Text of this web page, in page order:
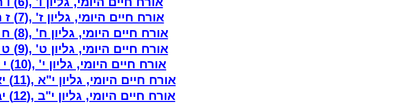
אורח חיים היומי, גליון ז'‏ ,(7) ז תשרי
אורח חיים היומי, גליון ח'‏ ,(8) ח תשרי
אורח חיים היומי, גליון ט'‏ ,(9) ט תשרי
אורח חיים היומי, גליון י'‏ ,(10) י תשרי
אורח חיים היומי, גליון י"א ,(11) יא תשרי
אורח חיים היומי, גליון י"ב ,(12) יב תשרי